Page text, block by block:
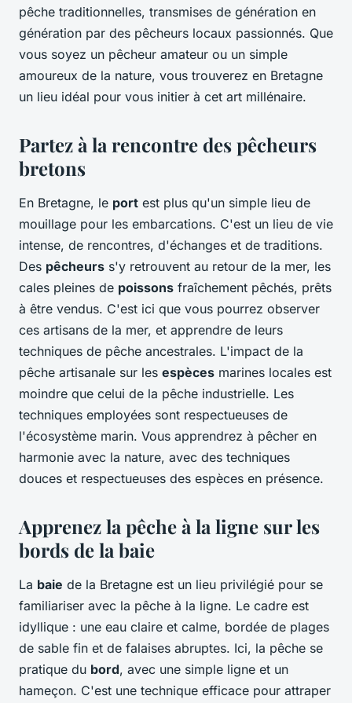
pêche traditionnelles, transmises de génération en
génération par des pêcheurs locaux passionnés. Que
vous soyez un pêcheur amateur ou un simple
amoureux de la nature, vous trouverez en Bretagne
un lieu idéal pour vous initier à cet art millénaire.
Partez à la rencontre des pêcheurs
bretons
En Bretagne, le port est plus qu'un simple lieu de
mouillage pour les embarcations. C'est un lieu de vie
intense, de rencontres, d'échanges et de traditions.
Des pêcheurs s'y retrouvent au retour de la mer, les
cales pleines de poissons fraîchement pêchés, prêts
à être vendus. C'est ici que vous pourrez observer
ces artisans de la mer, et apprendre de leurs
techniques de pêche ancestrales. L'impact de la
pêche artisanale sur les espèces marines locales est
moindre que celui de la pêche industrielle. Les
techniques employées sont respectueuses de
l'écosystème marin. Vous apprendrez à pêcher en
harmonie avec la nature, avec des techniques
douces et respectueuses des espèces en présence.
Apprenez la pêche à la ligne sur les
bords de la baie
La baie de la Bretagne est un lieu privilégié pour se
familiariser avec la pêche à la ligne. Le cadre est
idyllique : une eau claire et calme, bordée de plages
de sable fin et de falaises abruptes. Ici, la pêche se
pratique du bord, avec une simple ligne et un
hameçon. C'est une technique efficace pour attraper